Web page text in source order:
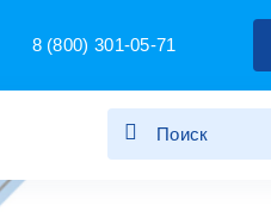
8 (800) 301-05-71